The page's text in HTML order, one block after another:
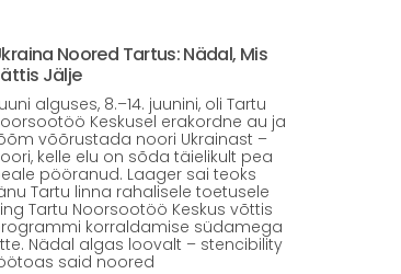
Noored Tartus: Nädal, Mis
Jälje
alguses, 8.–14. juunini, oli Tartu
Keskusel erakordne au ja
võõrustada noori Ukrainast –
kelle elu on sõda täielikult pea
pööranud. Laager sai teoks
Tartu linna rahalisele toetusele
Tartu Noorsootöö Keskus võttis
korraldamise südamega
Nädal algas loovalt – stencibility
said noored